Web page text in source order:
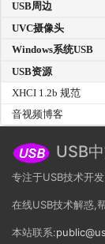
USB周边
UVC摄像头
Windows系统USB
USB资源
XHCI 1.2b 规范
音视频博客
USB
专注于USB技术开
在线USB技术解惑,
本站联系: